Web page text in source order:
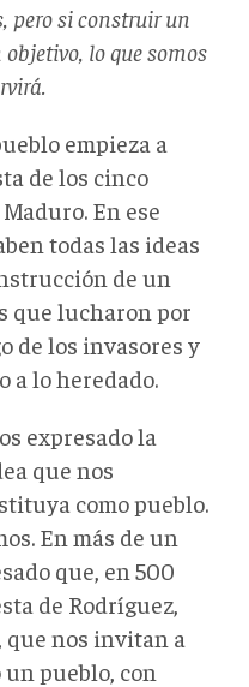
pero si construir un
lo que somos
empieza a
de los cinco
En ese
todas las ideas
de un
que lucharon por
de los invasores y
a lo heredado.
expresado la
que nos
como pueblo.
En más de un
que, en 500
de Rodríguez,
nos invitan a
pueblo, con